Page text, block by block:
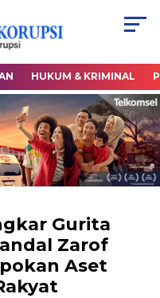
HUKUM & KRIMINAL
Gurita
Zarof
Aset